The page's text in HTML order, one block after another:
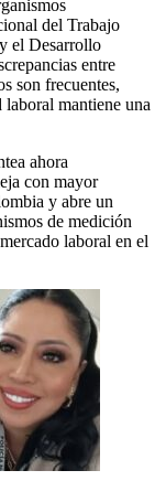
del Trabajo
el Desarrollo
entre
son frecuentes,
laboral mantiene una
ahora
con mayor
y abre un
de medición
laboral en el